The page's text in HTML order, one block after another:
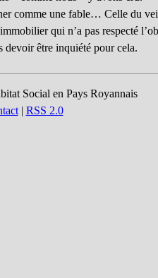
comme une fable… Celle du
qui n’a pas respecté
devoir être inquiété pour cela.
Social en Pays Royannais
| RSS 2.0